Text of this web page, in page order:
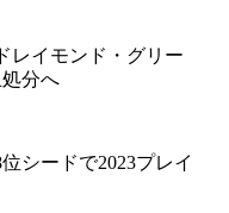
レイモンド・グリー
分へ
シードで2023プレイ